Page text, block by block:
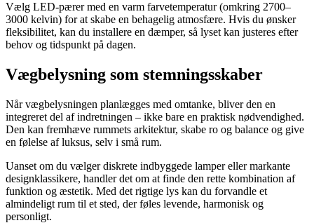
Vælg LED-pærer med en varm farvetemperatur (omkring 2700–
3000 kelvin) for at skabe en behagelig atmosfære. Hvis du ønsker
fleksibilitet, kan du installere en dæmper, så lyset kan justeres efter
behov og tidspunkt på dagen.
Vægbelysning som stemningsskaber
Når vægbelysningen planlægges med omtanke, bliver den en
integreret del af indretningen – ikke bare en praktisk nødvendighed.
Den kan fremhæve rummets arkitektur, skabe ro og balance og give
en følelse af luksus, selv i små rum.
Uanset om du vælger diskrete indbyggede lamper eller markante
designklassikere, handler det om at finde den rette kombination af
funktion og æstetik. Med det rigtige lys kan du forvandle et
almindeligt rum til et sted, der føles levende, harmonisk og
personligt.